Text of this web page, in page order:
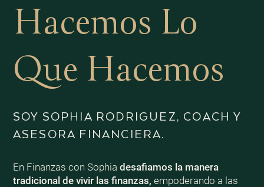
Hacemos Lo
Que Hacemos
SOY SOPHIA RODRIGUEZ, COACH Y
ASESORA FINANCIERA.
En Finanzas con Sophia desafiamos la manera
tradicional de vivir las finanzas, empoderando a las